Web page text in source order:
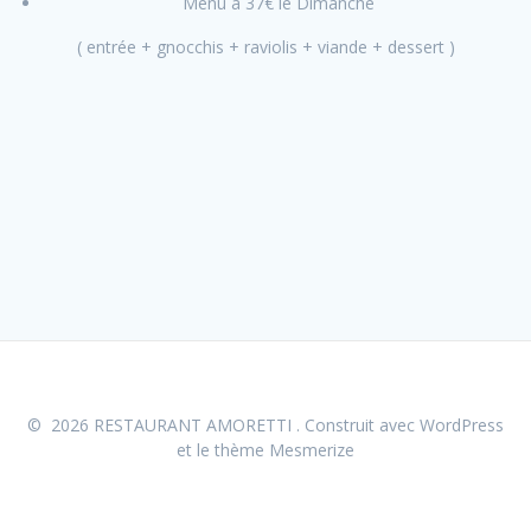
( entrée + gnocchis + raviolis + viande + dessert )
© 2026 RESTAURANT AMORETTI . Construit avec WordPress
et le thème Mesmerize